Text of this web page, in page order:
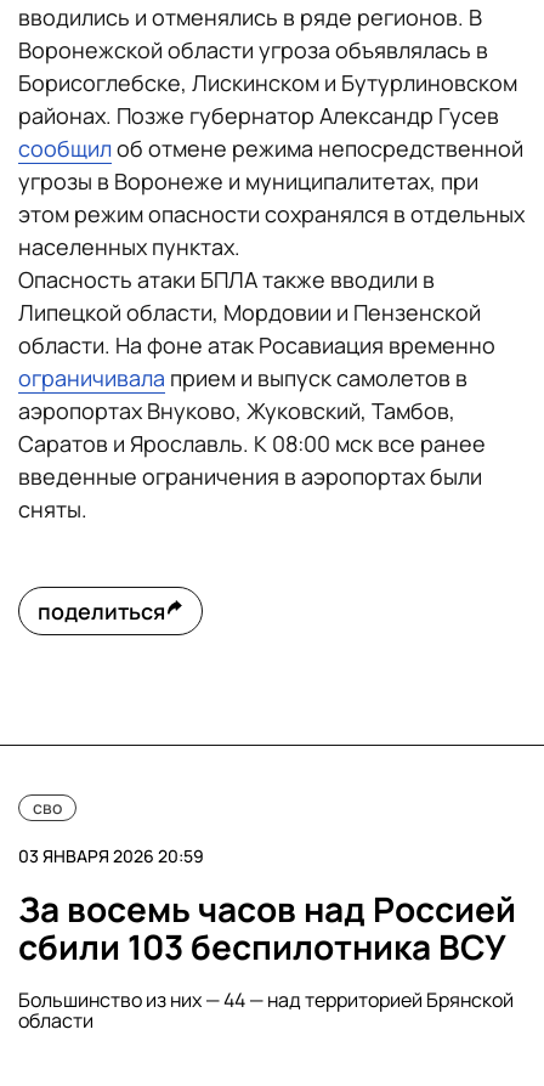
вводились и отменялись в ряде регионов. В
Воронежской области угроза объявлялась в
Борисоглебске, Лискинском и Бутурлиновском
районах. Позже губернатор Александр Гусев
сообщилоб отмене режима непосредственной
угрозы в Воронеже и муниципалитетах, при
этом режим опасности сохранялся в отдельных
населенных пунктах.
Опасность атаки БПЛА также вводили в
Липецкой области, Мордовии и Пензенской
области. На фоне атак Росавиация временно
ограничивала прием и выпуск самолетов в
аэропортах Внуково, Жуковский, Тамбов,
Саратов и Ярославль. К 08:00 мск все ранее
введенные ограничения в аэропортах были
сняты.
поделиться
сво
03 ЯНВАРЯ 2026 20:59
За восемь часов над Россией
сбили 103 беспилотника ВСУ
Большинство из них — 44 — над территорией Брянской
области